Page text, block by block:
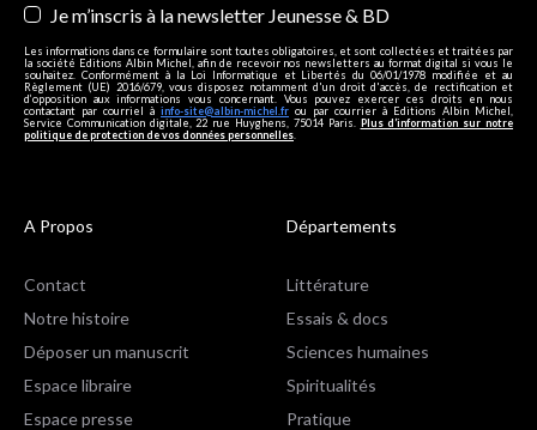
Je m’inscris à la newsletter Jeunesse & BD
Les informations dans ce formulaire sont toutes obligatoires, et sont collectées et traitées par
la société Editions Albin Michel, afin de recevoir nos newsletters au format digital si vous le
souhaitez. Conformément à la Loi Informatique et Libertés du 06/01/1978 modifiée et au
Règlement (UE) 2016/679, vous disposez notamment d'un droit d'accès, de rectification et
d’opposition aux informations vous concernant. Vous pouvez exercer ces droits en nous
contactant par courriel à info-site@albin-michel.fr ou par courrier à Editions Albin Michel,
Service Communication digitale, 22 rue Huyghens, 75014 Paris. Plus d’information sur notre
politique de protection de vos données personnelles
A Propos
Contact
Notre histoire
Déposer un manuscrit
Espace libraire
Espace presse
Départements
Littérature
Essais & docs
Sciences humaines
Spiritualités
Pratique